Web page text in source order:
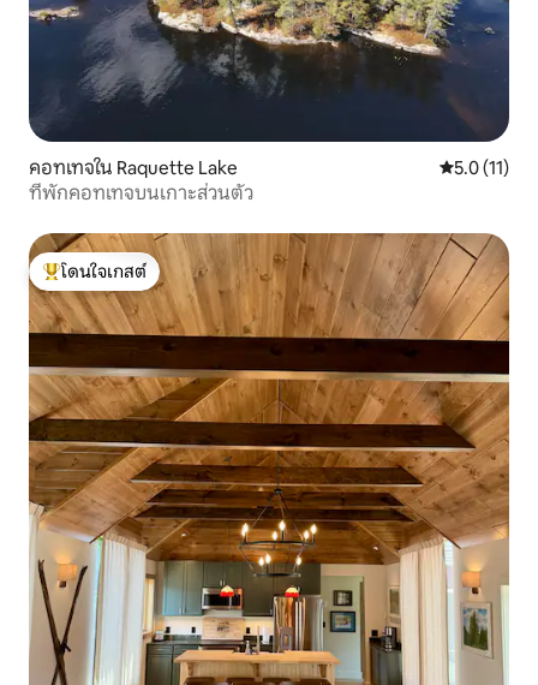
คอทเทจใน Raquette Lake คะแนนเฉลี่ย
5.0 (11)
ที่พักคอทเทจบนเกาะส่วนตัว
โดนใจเกสต์ที่สุด
โดนใจเกสต์